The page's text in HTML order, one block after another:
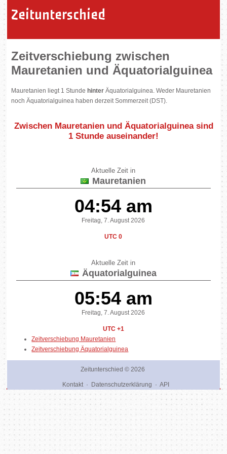
Zeitunterschied
Zeitverschiebung zwischen
Mauretanien und Äquatorialguinea
Mauretanien liegt 1 Stundehinter Äquatorialguinea. Weder Mauretanien
noch Äquatorialguinea haben derzeit Sommerzeit (DST).
Zwischen Mauretanien und Äquatorialguinea sind
1 Stunde auseinander!
Aktuelle Zeit in
Mauretanien
04:54 am
Freitag, 7. August 2026
UTC 0
Aktuelle Zeit in
Äquatorialguinea
05:54 am
Freitag, 7. August 2026
UTC +1
Zeitverschiebung Mauretanien
Zeitverschiebung Äquatorialguinea
Zeitunterschied © 2026
Kontakt· Datenschutzerklärung · API